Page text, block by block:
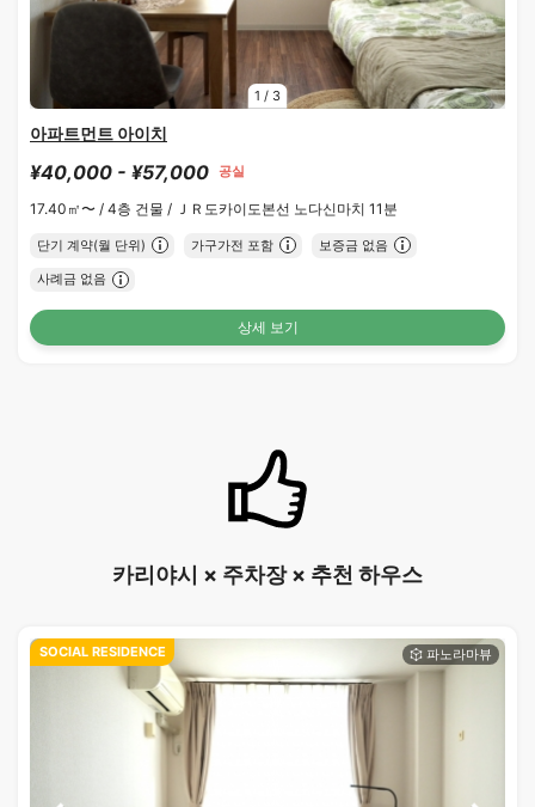
1 / 3
아파트먼트 아이치
¥40,000 - ¥57,000 공실
17.40㎡〜 / 4층 건물 / ＪＲ도카이도본선 노다신마치 11분
단기 계약(월 단위) 가구가전 포함 보증금 없음
사례금 없음
상세 보기
카리야시 × 주차장 × 추천 하우스
SOCIAL RESIDENCE